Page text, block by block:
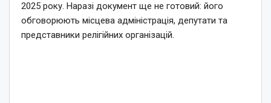
2025 року. Наразі документ ще не готовий: його
обговорюють місцева адміністрація, депутати та
представники релігійних організацій.